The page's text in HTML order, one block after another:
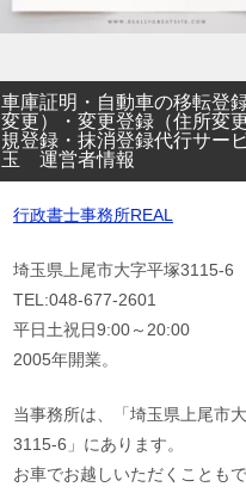
車庫証明・自動車の移転登
変更）・変更登録（住所変
規登録・抹消登録代行サー
玉 運営者情報
行政書士事務所REAL
埼玉県上尾市大字平塚3115-6
TEL:048-677-2601
平日土祝日9:00～20:00
2005年開業。
当事務所は、「埼玉県上尾市
3115-6」にあります。
お車でお越しいただくことも